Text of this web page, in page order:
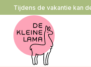
naar
inhoud
Tijdens de vakantie kan